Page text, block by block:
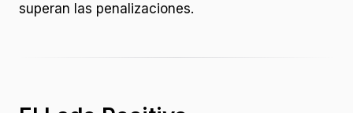
superan las penalizaciones.